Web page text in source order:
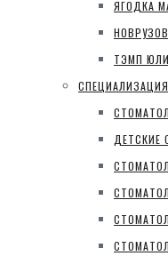
ЯГОДКА
ТЭМП
СПЕЦИАЛИЗАЦИЯ
ДЕТСКИЕ